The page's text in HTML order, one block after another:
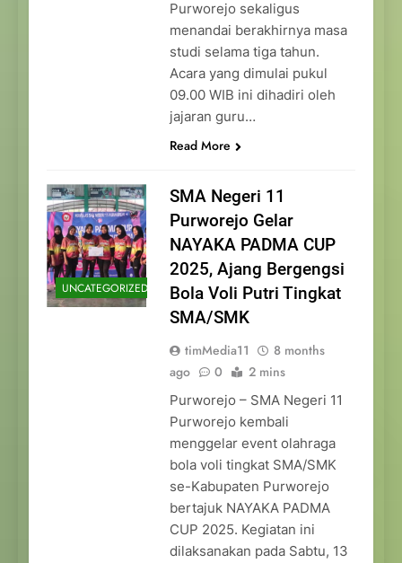
Purworejo sekaligus
menandai berakhirnya masa
studi selama tiga tahun.
Acara yang dimulai pukul
09.00 WIB ini dihadiri oleh
jajaran guru…
Read More
UNCATEGORIZED
SMA Negeri 11
Purworejo Gelar
NAYAKA PADMA CUP
2025, Ajang Bergengsi
Bola Voli Putri Tingkat
SMA/SMK
timMedia11
8 months
ago
0 2 mins
Purworejo – SMA Negeri 11
Purworejo kembali
menggelar event olahraga
bola voli tingkat SMA/SMK
se-Kabupaten Purworejo
bertajuk NAYAKA PADMA
CUP 2025. Kegiatan ini
dilaksanakan pada Sabtu, 13